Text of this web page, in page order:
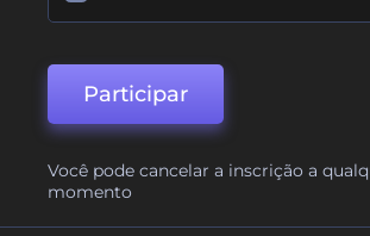
Participar
Você pode cancelar a inscrição a
momento